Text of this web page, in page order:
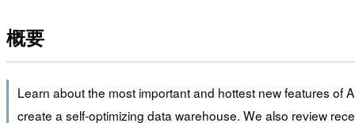
概要
Learn about the most important and hottest new features of
create a self-optimizing data warehouse. We also review